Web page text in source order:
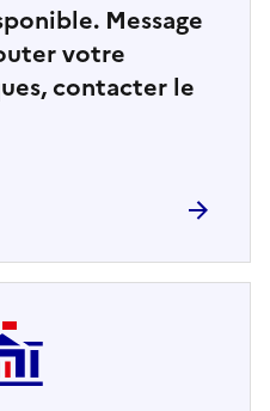
Message
votre
contacter le